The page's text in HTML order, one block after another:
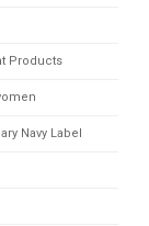
Products
Navy Label